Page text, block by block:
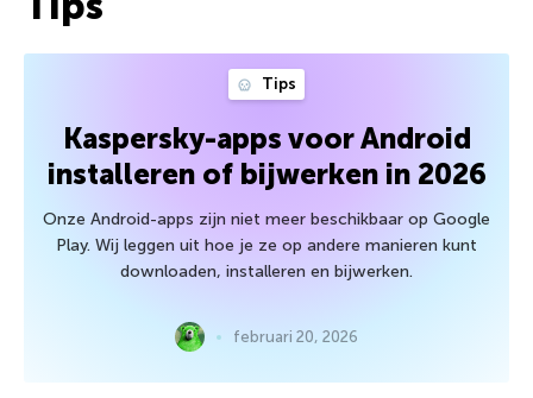
Tips
Kaspersky-apps voor Android
installeren of bijwerken in 2026
Onze Android-apps zijn niet meer beschikbaar op Google
Play. Wij leggen uit hoe je ze op andere manieren kunt
downloaden, installeren en bijwerken.
februari 20, 2026